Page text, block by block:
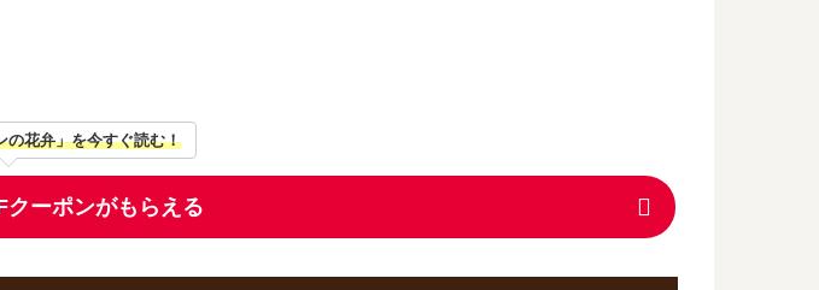
の花弁」を今すぐ読む！
ーポンがもらえる